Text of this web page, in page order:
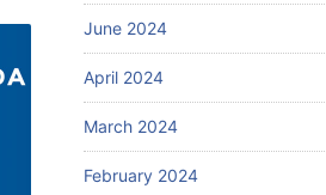
June 2024
April 2024
March 2024
February 2024